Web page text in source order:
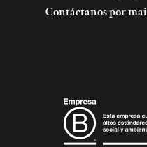
Contáctanos por